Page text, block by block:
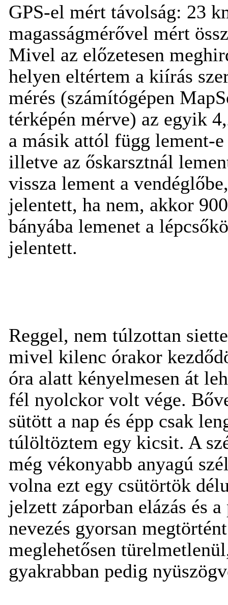
GPS-el mért távolság: 23
magasságmérővel mért
Mivel az előzetesen
helyen eltértem a kiírás
mérés (számítógépen
térképén mérve) az egyik
a másik attól függ lement-
illetve az őskarsztnál
vissza lement a
jelentett, ha nem, akkor
bányába lemenet a
jelentett.
Reggel, nem túlzottan
mivel kilenc órakor
óra alatt kényelmesen át
fél nyolckor volt vége.
sütött a nap és épp csak
túlöltöztem egy kicsit. A
még vékonyabb anyagú
volna ezt egy csütörtök
jelzett záporban elázás és
nevezés gyorsan
meglehetősen
gyakrabban pedig